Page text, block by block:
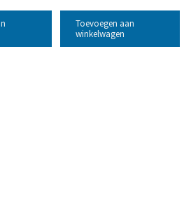
Toevoegen aan
winkelwagen